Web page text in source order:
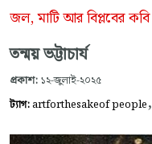
জল, মাটি আর বিপ্লবের কবি
তন্ময় ভট্টাচার্য
প্রকাশ: ১২-জুলাই-২০২৫
ট্যাগ:artforthesakeof people,